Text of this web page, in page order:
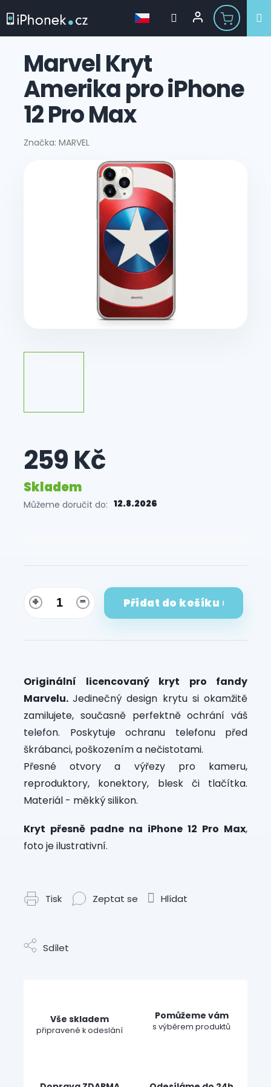
Marvel Kryt
Amerika pro iPhone
12 Pro Max
Značka: MARVEL
259 Kč
Skladem
Můžeme doručit do: 12.8.2026
Přidat do košíku
Originální licencovaný kryt pro fandy
Marvelu.Jedinečný design krytu si okamžitě
zamilujete, současně perfektně ochrání váš
telefon. Poskytuje ochranu telefonu před
škrábanci, poškozením a nečistotami.
Přesné otvory a výřezy pro kameru,
reproduktory, konektory, blesk či tlačítka.
Materiál - měkký silikon.
Kryt přesně padne na iPhone 12 Pro Max,
foto je ilustrativní.
Tisk Zeptat se Hlídat
Sdílet
Vše skladem
připravené k odeslání
Pomůžeme vám
s výběrem produktů